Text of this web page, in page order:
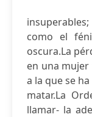
como el
oscura.La
en una
a la que se
matar.La
llamar- la